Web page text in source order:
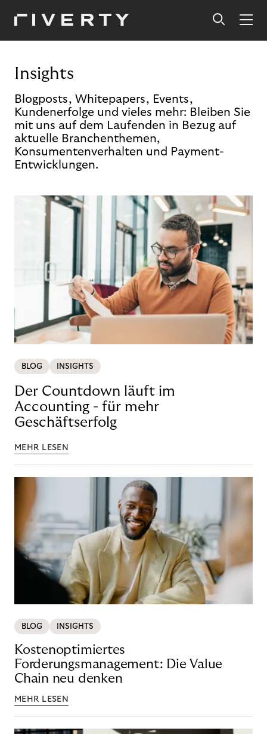
Insights
Blogposts, Whitepapers, Events,
Kundenerfolge und vieles mehr: Bleiben Sie
mit uns auf dem Laufenden in Bezug auf
aktuelle Branchenthemen,
Konsumentenverhalten und Payment-
Entwicklungen.
BLOG INSIGHTS
Der Countdown läuft im
Accounting - für mehr
Geschäftserfolg
MEHR LESEN
BLOG INSIGHTS
Kostenoptimiertes
Forderungsmanagement: Die Value
Chain neu denken
MEHR LESEN